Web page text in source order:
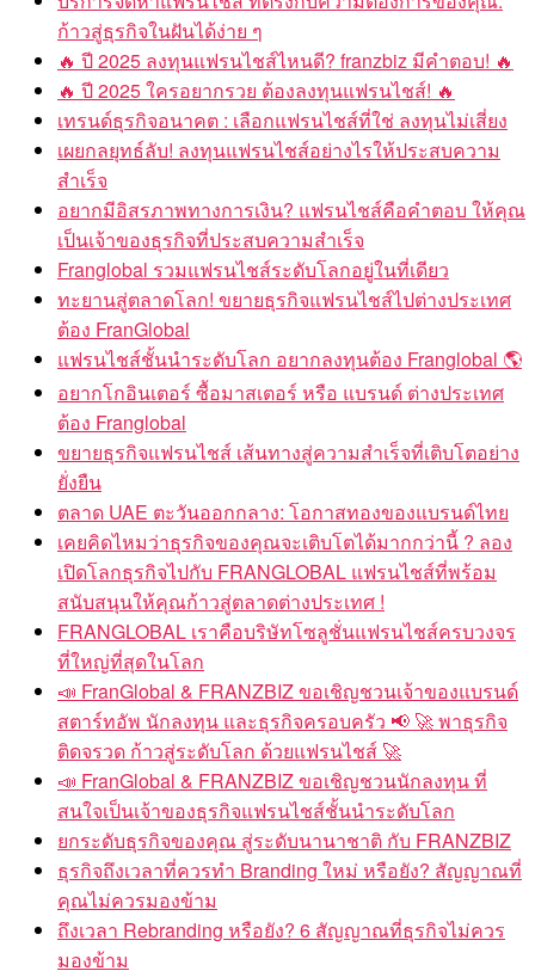
ก้าวสู่ธุรกิจในฝันได้ง่าย ๆ
🔥 ปี 2025 ลงทุนแฟรนไชส์ไหนดี? franzbiz มีคำตอบ! 🔥
🔥 ปี 2025 ใครอยากรวย ต้องลงทุนแฟรนไชส์! 🔥
เทรนด์ธุรกิจอนาคต : เลือกแฟรนไชส์ที่ใช่ ลงทุนไม่เสี่ยง
เผยกลยุทธ์ลับ! ลงทุนแฟรนไชส์อย่างไรให้ประสบความ
สำเร็จ
อยากมีอิสรภาพทางการเงิน? แฟรนไชส์คือคำตอบ ให้คุณ
เป็นเจ้าของธุรกิจที่ประสบความสำเร็จ
Franglobal รวมแฟรนไชส์ระดับโลกอยู่ในที่เดียว
ทะยานสู่ตลาดโลก! ขยายธุรกิจแฟรนไชส์ไปต่างประเทศ
ต้อง FranGlobal
แฟรนไชส์ชั้นนำระดับโลก อยากลงทุนต้อง Franglobal 🌎
อยากโกอินเตอร์ ซื้อมาสเตอร์ หรือ แบรนด์ ต่างประเทศ
ต้อง Franglobal
ขยายธุรกิจแฟรนไชส์ เส้นทางสู่ความสำเร็จที่เติบโตอย่าง
ยั่งยืน
ตลาด UAE ตะวันออกกลาง: โอกาสทองของแบรนด์ไทย
เคยคิดไหมว่าธุรกิจของคุณจะเติบโตได้มากกว่านี้ ? ลอง
เปิดโลกธุรกิจไปกับ FRANGLOBAL แฟรนไชส์ที่พร้อม
สนับสนุนให้คุณก้าวสู่ตลาดต่างประเทศ !
FRANGLOBAL เราคือบริษัทโซลูชั่นแฟรนไชส์ครบวงจร
ที่ใหญ่ที่สุดในโลก
📣 FranGlobal & FRANZBIZ ขอเชิญชวนเจ้าของแบรนด์
สตาร์ทอัพ นักลงทุน และธุรกิจครอบครัว 📢 🚀 พาธุรกิจ
ติดจรวด ก้าวสู่ระดับโลก ด้วยแฟรนไชส์ 🚀
📣 FranGlobal & FRANZBIZ ขอเชิญชวนนักลงทุน ที่
สนใจเป็นเจ้าของธุรกิจแฟรนไชส์ชั้นนำระดับโลก
ยกระดับธุรกิจของคุณ สู่ระดับนานาชาติ กับ FRANZBIZ
ธุรกิจถึงเวลาที่ควรทำ Branding ใหม่ หรือยัง? สัญญาณที่
คุณไม่ควรมองข้าม
ถึงเวลา Rebranding หรือยัง? 6 สัญญาณที่ธุรกิจไม่ควร
มองข้าม